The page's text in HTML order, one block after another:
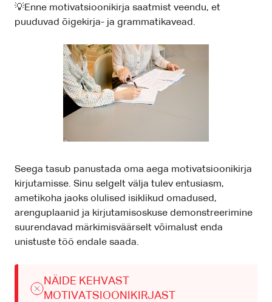
💡Enne motivatsioonikirja saatmist veendu, et
puuduvad õigekirja- ja grammatikavead.
Seega tasub panustada oma aega motivatsioonikirja
kirjutamisse. Sinu selgelt välja tulev entusiasm,
ametikoha jaoks olulised isiklikud omadused,
arenguplaanid ja kirjutamisoskuse demonstreerimine
suurendavad märkimisväärselt võimalust enda
unistuste töö endale saada.
NÄIDE KEHVAST
MOTIVATSIOONIKIRJAST